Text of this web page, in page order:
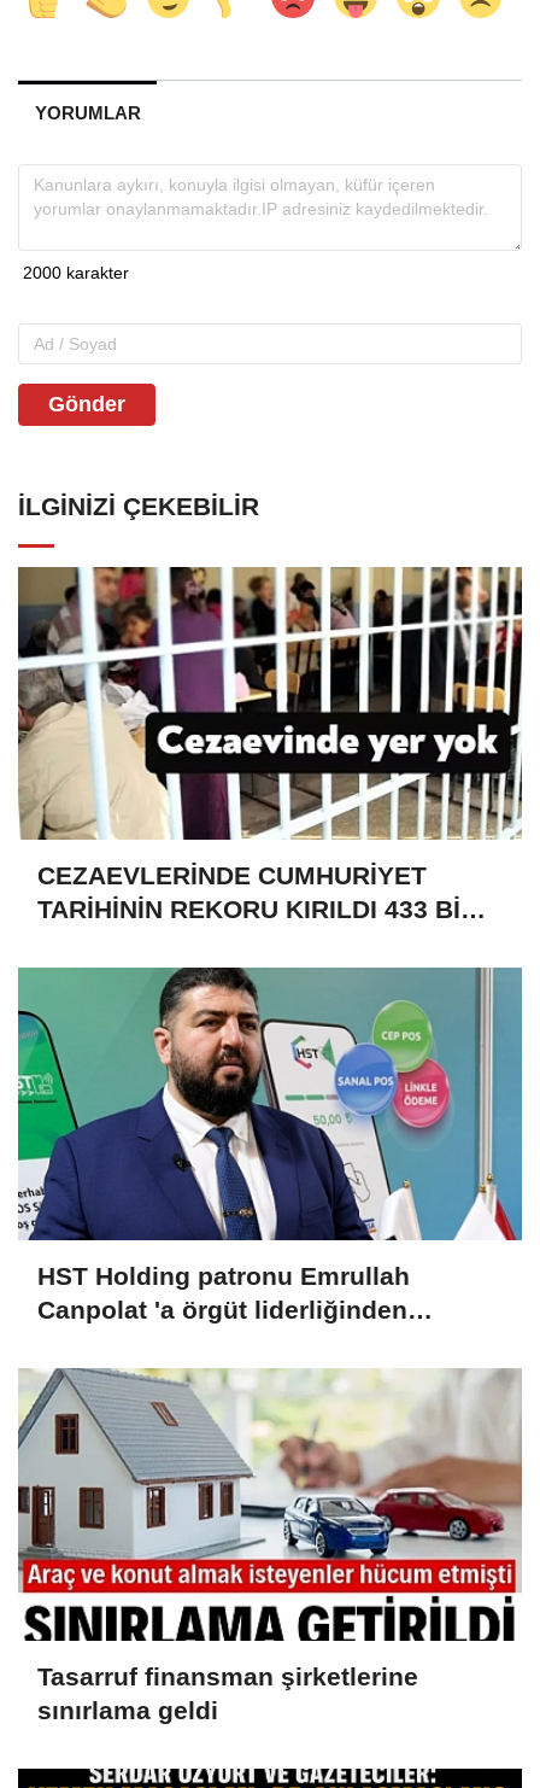
YORUMLAR
Gönder
İLGINIZI ÇEKEBILIR
CEZAEVLERİNDE CUMHURİYET
TARİHİNİN REKORU KIRILDI 433 BİN
HST Holding patronu Emrullah
Canpolat 'a örgüt liderliğinden
malvarlığına el konuldu
Tasarruf finansman şirketlerine
sınırlama geldi